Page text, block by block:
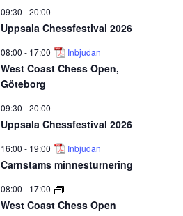
09:30 -20:00
Uppsala Chessfestival 2026
08:00 - 17:00 Inbjudan
West Coast Chess Open,
Göteborg
09:30 -20:00
Uppsala Chessfestival 2026
16:00 - 19:00 Inbjudan
Carnstams minnesturnering
08:00 - 17:00
West Coast Chess Open